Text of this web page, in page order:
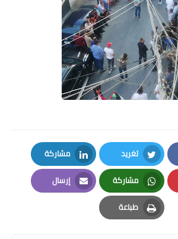
تغريد
Twitter
مشاركة
LinkedIn
مشاركة
Whatsapp
إرسال
Email
طباعة
Print